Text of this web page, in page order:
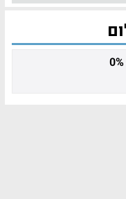
0%